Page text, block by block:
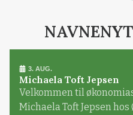
NAVNENYT
3. AUG.
Michaela Toft Jepsen
Velkommen til
Michaela Toft Jepsen